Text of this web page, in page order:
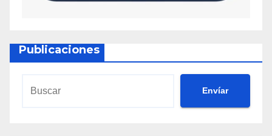
Publicaciones
Envíar